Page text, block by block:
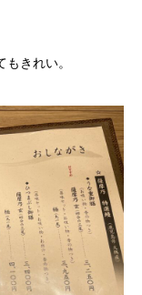
きれい。